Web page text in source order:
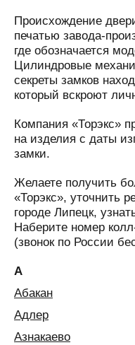
Происхождение
печатью завода-
где обозначается
Цилиндровые
секреты замков
который вскроют
Компания «Торэкс»
на изделия с даты
замки.
Желаете получить
«Торэкс», уточнить
городе Липецк,
Наберите номер
(звонок по России
А
Абакан
Адлер
Азнакаево